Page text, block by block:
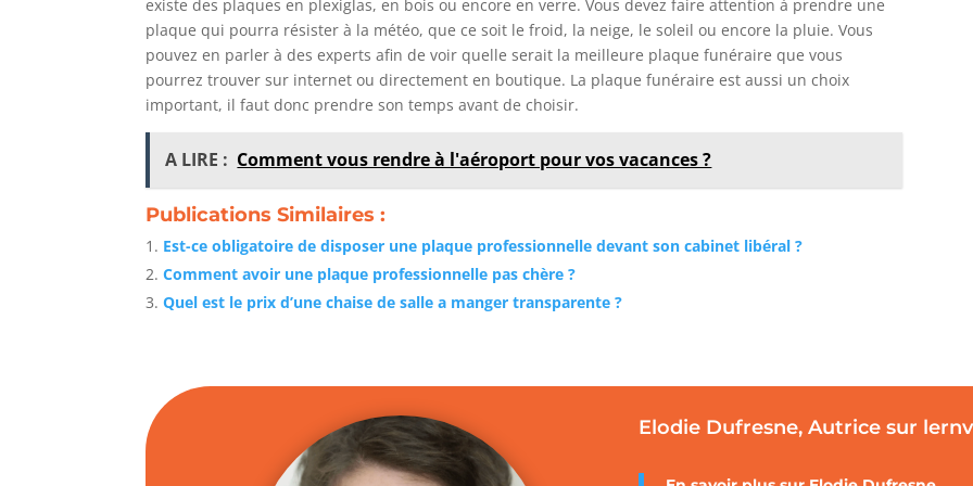
existe des plaques en plexiglas, en bois ou encore en verre. Vous devez faire attention à prendre une
plaque qui pourra résister à la météo, que ce soit le froid, la neige, le soleil ou encore la pluie. Vous
pouvez en parler à des experts afin de voir quelle serait la meilleure plaque funéraire que vous
pourrez trouver sur internet ou directement en boutique. La plaque funéraire est aussi un choix
important, il faut donc prendre son temps avant de choisir.
A LIRE : Comment vous rendre à l'aéroport pour vos vacances ?
Publications Similaires :
Est-ce obligatoire de disposer une plaque professionnelle devant son cabinet libéral ?
Comment avoir une plaque professionnelle pas chère ?
Quel est le prix d’une chaise de salle a manger transparente ?
Elodie Dufresne, Autrice sur